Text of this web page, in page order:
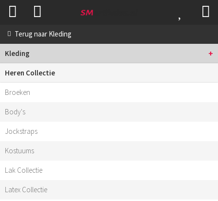
Terug naar Kleding
Kleding +
Heren Collectie
Broeken
Body's
Jockstraps
Kostuums
Lak Collectie
Latex Collectie